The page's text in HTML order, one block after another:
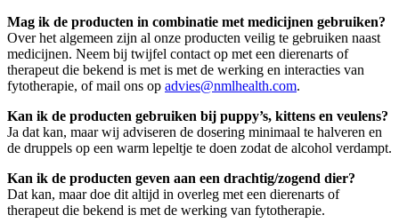
Mag ik de producten in combinatie met medicijnen gebruiken?
Over het algemeen zijn al onze producten veilig te gebruiken naast
medicijnen. Neem bij twijfel contact op met een dierenarts of
therapeut die bekend is met is met de werking en interacties van
fytotherapie, of mail ons op advies@nmlhealth.com.
Kan ik de producten gebruiken bij puppy’s, kittens en veulens?
Ja dat kan, maar wij adviseren de dosering minimaal te halveren en
de druppels op een warm lepeltje te doen zodat de alcohol verdampt.
Kan ik de producten geven aan een drachtig/zogend dier?
Dat kan, maar doe dit altijd in overleg met een dierenarts of
therapeut die bekend is met de werking van fytotherapie.